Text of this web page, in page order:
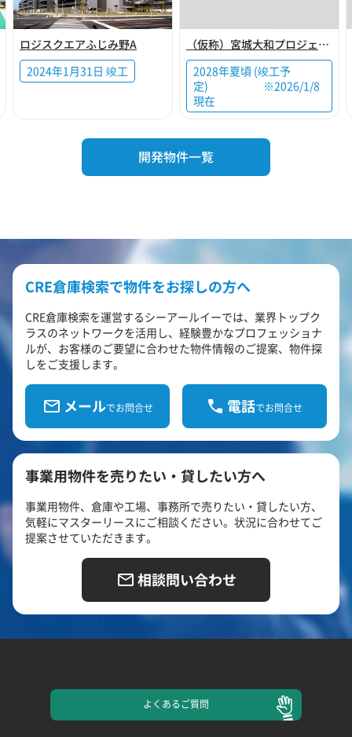
ロジスクエアふじみ野A
2024年1月31日 竣工
（仮称）宮城大和プロジェクト
2028年夏頃 (竣工予
定) ※2026/1/8
現在
開発物件一覧
CRE倉庫検索で物件をお探しの方へ
CRE倉庫検索を運営するシーアールイーでは、業界トップク
ラスのネットワークを活用し、経験豊かなプロフェッショナ
ルが、お客様のご要望に合わせた物件情報のご提案、物件探
しをご支援します。
メールでお問合せ 電話でお問合せ
事業用物件を売りたい・貸したい方へ
事業用物件、倉庫や工場、事務所で売りたい・貸したい方、
気軽にマスターリースにご相談ください。状況に合わせてご
提案させていただきます。
相談問い合わせ
よくあるご質問